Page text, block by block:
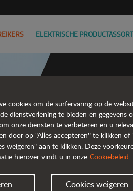
ELEKTRISCHE
en
cookies om de surfervaring op de
dienstverlening te bieden en
onze diensten te verbeteren en u
door op "Alles accepteren" te klikken
weigeren" aan te klikken. Deze
hierover vindt u in onze Cookiebeleid.
Cookies weigeren